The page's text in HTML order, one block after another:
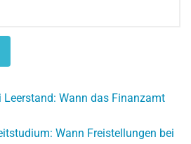
Leerstand: Wann das Finanzamt
Wann Freistellungen bei